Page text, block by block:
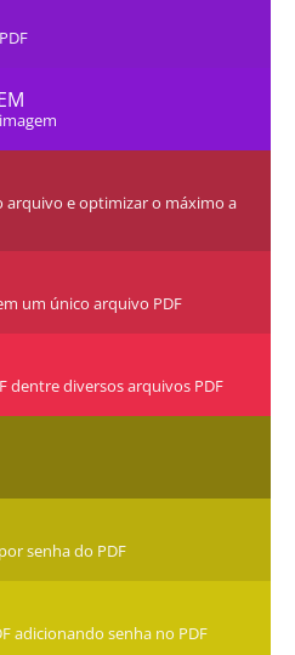
arquivo e optimizar o máximo a
um único arquivo PDF
dentre diversos arquivos PDF
senha do PDF
adicionando senha no PDF